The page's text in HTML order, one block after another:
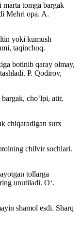
tomga bargak
Mehri opa. A.
yoki kumush
taqinchoq.
botinib qaray olmay,
P. Qodirov,
choʻlpi, atir,
chiqaradigan surx
chilvir sochlari.
tollarga
unutiladi. Oʻ.
shamol esdi. Sharq